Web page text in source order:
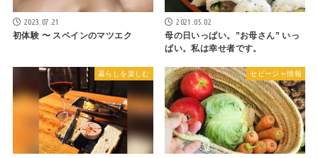
2023.07.21
初体験 〜 スペインのマツエク
2021.05.02
母の日いっぱい。”お母さん” いっ
ぱい。私は幸せ者です。
暮らしを楽しむ セビージャ情報